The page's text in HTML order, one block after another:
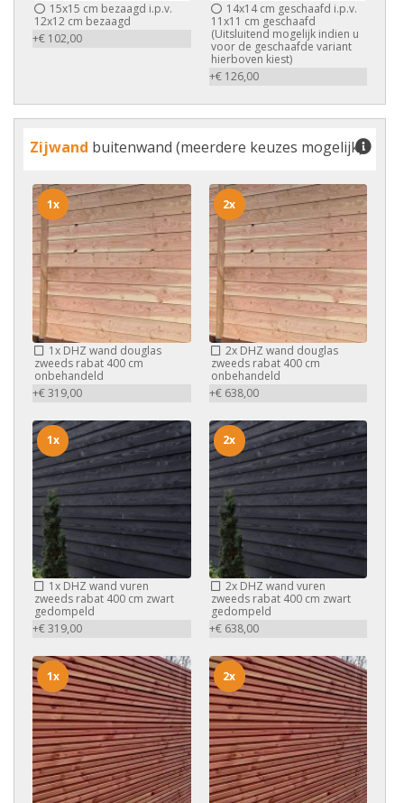
15x15 cm bezaagd i.p.v.
12x12 cm bezaagd
+€ 102,00
14x14 cm geschaafd i.p.v.
11x11 cm geschaafd
(Uitsluitend mogelijk indien u
voor de geschaafde variant
hierboven kiest)
+€ 126,00
Zijwand buitenwand (meerdere keuzes mogelijk)
1x DHZ wand douglas
zweeds rabat 400 cm
onbehandeld
+€ 319,00
1x
2xDHZ wand douglas
zweeds rabat 400 cm
onbehandeld
+€ 638,00
2x
1x DHZ wand vuren
zweeds rabat 400 cm zwart
gedompeld
+€ 319,00
1x
2xDHZ wand vuren
zweeds rabat 400 cm zwart
gedompeld
+€ 638,00
2x
1x 2x